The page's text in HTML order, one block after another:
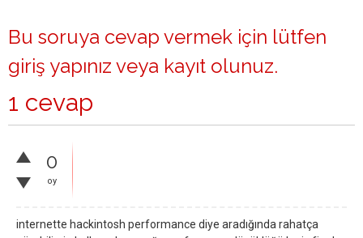
Bu soruya cevap vermek için lütfen
giriş yapınız veya kayıt olunuz.
1 cevap
0
oy
internette hackintosh performance diye aradığında rahatça